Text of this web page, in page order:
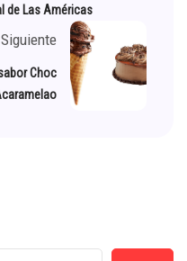
de Las Américas
Siguiente
Choc